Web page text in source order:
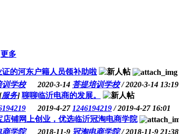
更多
证的河东户籍人员领补助啦
训学校
2020-3-14 菩提培训学校/ 2020-3-14 13:19
[服务] 聊聊临沂电商的发展。
2019-4-27 1246194219/ 2019-4-27 16:01
店铺网上创业，优选临沂冠淘电商学院
商学院
2018-11-9 冠淘电商学院/ 2018-11-9 21:38